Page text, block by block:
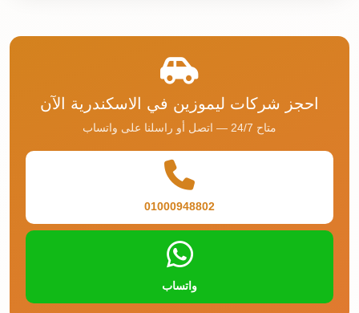
احجز شركات ليموزين في الاسكندرية الآن
متاح 24/7 — اتصل أو راسلنا على واتساب
01000948802
واتساب